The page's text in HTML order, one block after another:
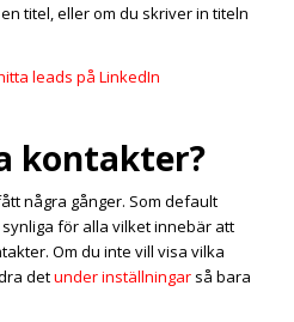
titel, eller om du skriver in titeln
leads på LinkedIn
kontakter?
några gånger. Som default
för alla vilket innebär att
Om du inte vill visa vilka
detunder inställningarså bara